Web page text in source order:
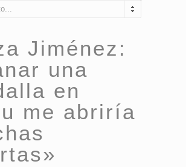
Jiménez:
una
en
me abriría